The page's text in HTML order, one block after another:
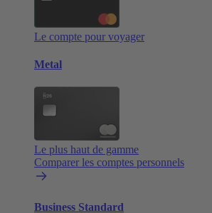
Le compte pour voyager
Metal
Le plus haut de gamme
Comparer les comptes personnels
Business Standard